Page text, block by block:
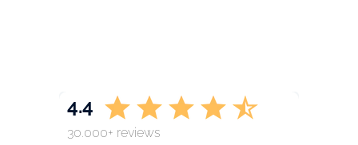
4.4
30.000+ reviews